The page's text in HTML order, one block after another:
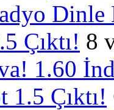
Dinle
Çıktı! 8
1.60
Çıktı!